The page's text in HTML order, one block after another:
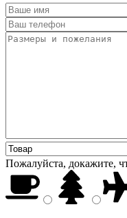
Пожалуйста, докажите,